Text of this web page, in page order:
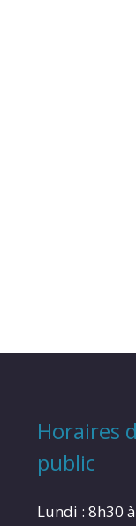
Horaires
public
Lundi : 8h30